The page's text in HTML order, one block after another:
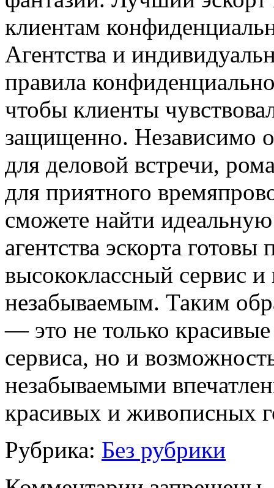
клиентам
Агентства и
правила
чтобы клиенты
защищенно. Независимо
для деловой встречи,
для приятного
сможете найти
агентства эскорта
высококлассный сервис
незабываемым. Таким
— это не только
сервиса, но и
незабываемыми
красивых и живописных
Рубрика: Без рубрики